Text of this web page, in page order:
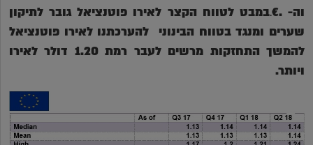
וה-.€
.במבט לטווח הקצר לאירו פוטנציאל גובר לתיקון
שערים ומנגד בטווח הבינוני להערכתנו לאירו פוטנציאל
להמשך התחזקות מרשים לעבר רמת 1.20 דולר לאירו
ויותר.